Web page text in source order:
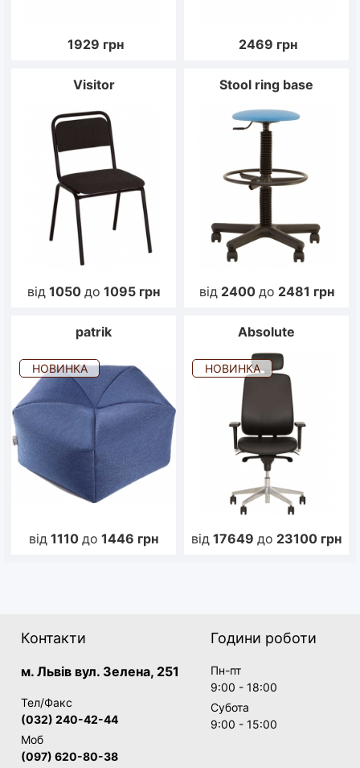
1929 грн 2469 грн
Visitor
від 1050 до 1095 грн
Stool ring base
від 2400 до 2481 грн
patrik
НОВИНКА
від 1110 до 1446 грн
Absolute
НОВИНКА
від 17649 до 23100 грн
Контакти
м. Львів вул. Зелена, 251
Тел/Факс
(032) 240-42-44
Моб
(097) 620-80-38
Години роботи
Пн-пт
9:00 - 18:00
Субота
9:00 - 15:00